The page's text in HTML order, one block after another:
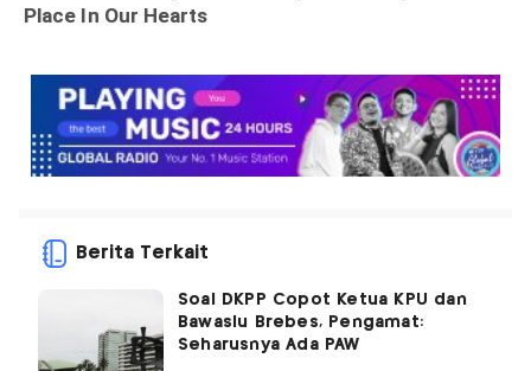
Berita Terkait
Soal DKPP Copot Ketua KPU dan
Bawaslu Brebes, Pengamat:
Seharusnya Ada PAW